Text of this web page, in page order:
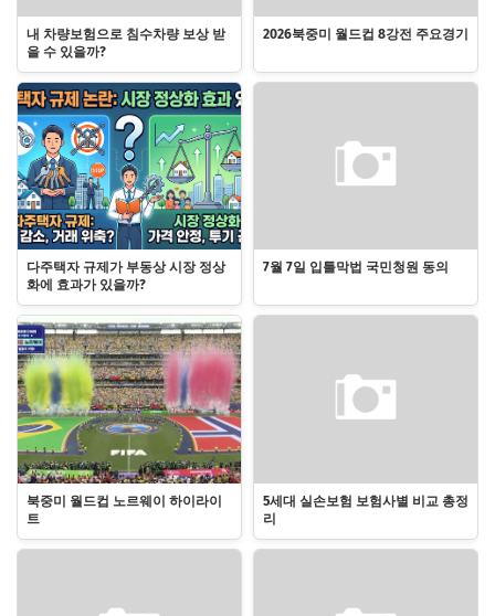
내 차량보험으로 침수차량 보상 받
을 수 있을까?
2026북중미 월드컵 8강전 주요경기
다주택자 규제가 부동상 시장 정상
화에 효과가 있을까?
7월 7일 입틀막법 국민청원 동의
북중미 월드컵 노르웨이 하이라이
트
5세대 실손보험 보험사별 비교 총정
리